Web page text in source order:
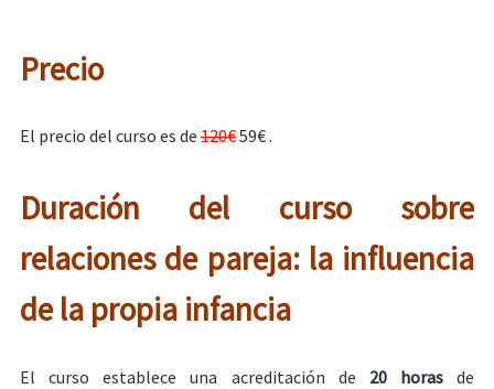
Precio
El precio del curso es de 120€59€ .
Duración del curso sobre
relaciones de pareja: la influencia
de la propia infancia
El curso establece una acreditación de 20 horasde